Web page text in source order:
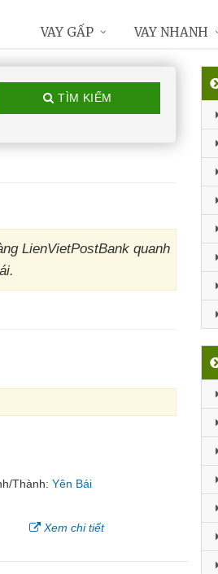
TÌM KIẾM
LienVietPostBank quanh
Thành:Yên Bái
Xem chi tiết
VAY GẤP VAY NHANH